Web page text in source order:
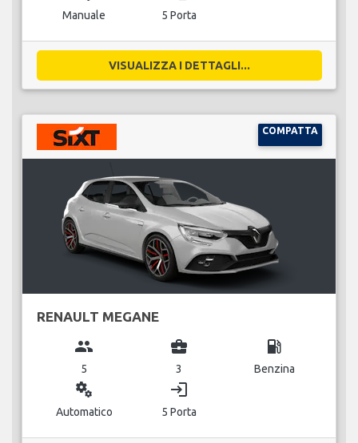
Manuale 5 Porta
VISUALIZZA I DETTAGLI...
COMPATTA
RENAULT MEGANE
group
5
business_center
3
local_gas_station
Benzina
miscellaneous_services
Automatico
login
5 Porta